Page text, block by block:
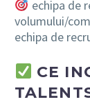
echipa de
volumului/
echipa de
CE